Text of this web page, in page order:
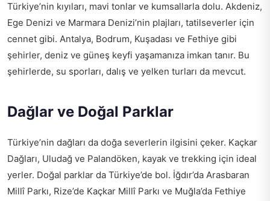
Türkiye’nin kıyıları, mavi tonlar ve kumsallarla dolu. Akdeniz,
Ege Denizi ve Marmara Denizi’nin plajları, tatilseverler için
cennet gibi. Antalya, Bodrum, Kuşadası ve Fethiye gibi
şehirler, deniz ve güneş keyfi yaşamanıza imkan tanır. Bu
şehirlerde, su sporları, dalış ve yelken turları da mevcut.
Dağlar ve Doğal Parklar
Türkiye’nin dağları da doğa severlerin ilgisini çeker. Kaçkar
Dağları, Uludağ ve Palandöken, kayak ve trekking için ideal
yerler. Doğal parklar da Türkiye’de bol. İğdır’da Arasbaran
Millî Parkı, Rize’de Kaçkar Millî Parkı ve Muğla’da Fethiye